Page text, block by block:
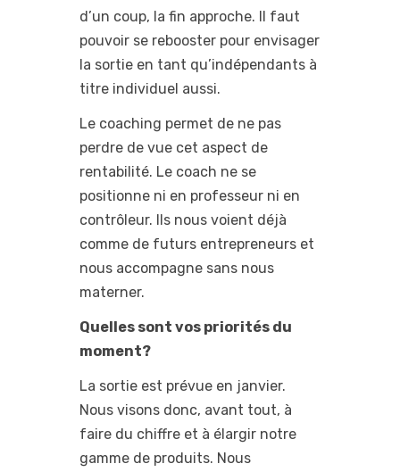
d’un coup, la fin approche. Il faut
pouvoir se rebooster pour envisager
la sortie en tant qu’indépendants à
titre individuel aussi.
Le coaching permet de ne pas
perdre de vue cet aspect de
rentabilité. Le coach ne se
positionne ni en professeur ni en
contrôleur. Ils nous voient déjà
comme de futurs entrepreneurs et
nous accompagne sans nous
materner.
Quelles sont vos priorités du
moment?
La sortie est prévue en janvier.
Nous visons donc, avant tout, à
faire du chiffre et à élargir notre
gamme de produits. Nous